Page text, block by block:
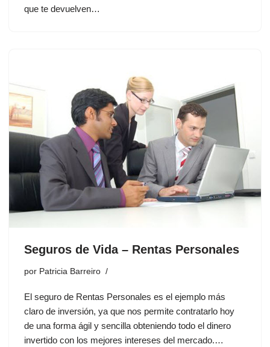
que te devuelven…
Seguros de Vida – Rentas Personales
por Patricia Barreiro
El seguro de Rentas Personales es el ejemplo más
claro de inversión, ya que nos permite contratarlo hoy
de una forma ágil y sencilla obteniendo todo el dinero
invertido con los mejores intereses del mercado.…